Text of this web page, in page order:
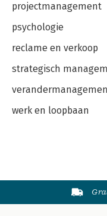
projectmanagement
psychologie
reclame en verkoop
strategisch
werk en loopbaan